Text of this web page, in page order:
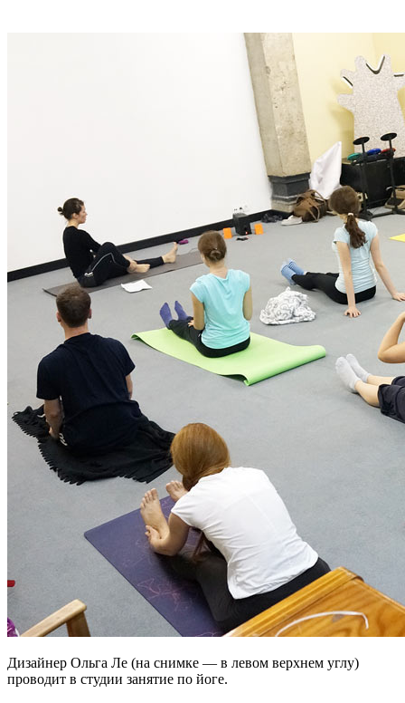
Дизайнер Ольга Ле (на снимке — в левом верхнем углу)
проводит в студии занятие по йоге.